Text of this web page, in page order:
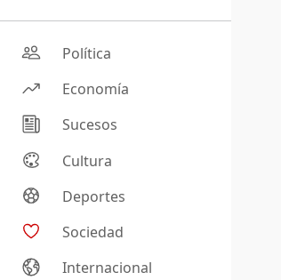
Política
Economía
Sucesos
Cultura
Deportes
Sociedad
Internacional